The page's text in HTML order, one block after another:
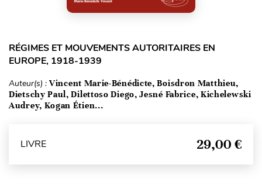
RÉGIMES ET MOUVEMENTS AUTORITAIRES EN
EUROPE, 1918-1939
Auteur(s) : Vincent Marie-Bénédicte, Boisdron Matthieu,
Dietschy Paul, Dilettoso Diego, Jesné Fabrice, Kichelewski
Audrey, Kogan Étien...
LIVRE 29,00 €